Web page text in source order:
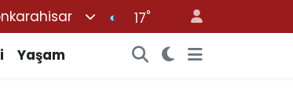
17°
Yaşam